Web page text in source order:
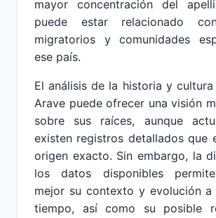
mayor concentración del
puede estar relacionado
migratorios y comunidades
ese país.
El análisis de la historia y
Arave puede ofrecer una visión
sobre sus raíces, aunque
existen registros detallados que
origen exacto. Sin embargo, la
los datos disponibles
mejor su contexto y evolución
tiempo, así como su posible